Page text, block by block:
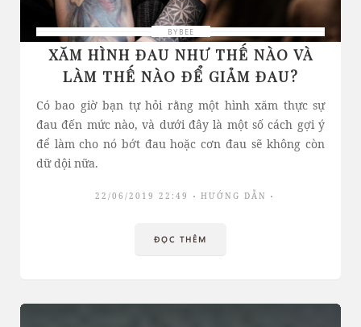
BYBEE
XĂM HÌNH ĐAU NHƯ THẾ NÀO VÀ
LÀM THẾ NÀO ĐỂ GIẢM ĐAU?
Có bao giờ bạn tự hỏi rằng một hình xăm thực sự
đau đến mức nào, và dưới đây là một số cách gợi ý
để làm cho nó bớt đau hoặc cơn đau sẽ không còn
dữ dội nữa.
22/06/2019 22:49 HƯỚNG DẪN
ĐỌC THÊM